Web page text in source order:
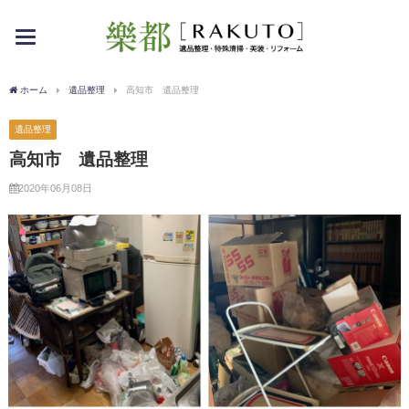
toggle
ホーム 遺品整理 高知市 遺品整理
遺品整理
高知市 遺品整理
2020年06月08日